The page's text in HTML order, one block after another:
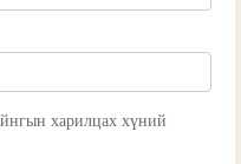
харилцах хүний